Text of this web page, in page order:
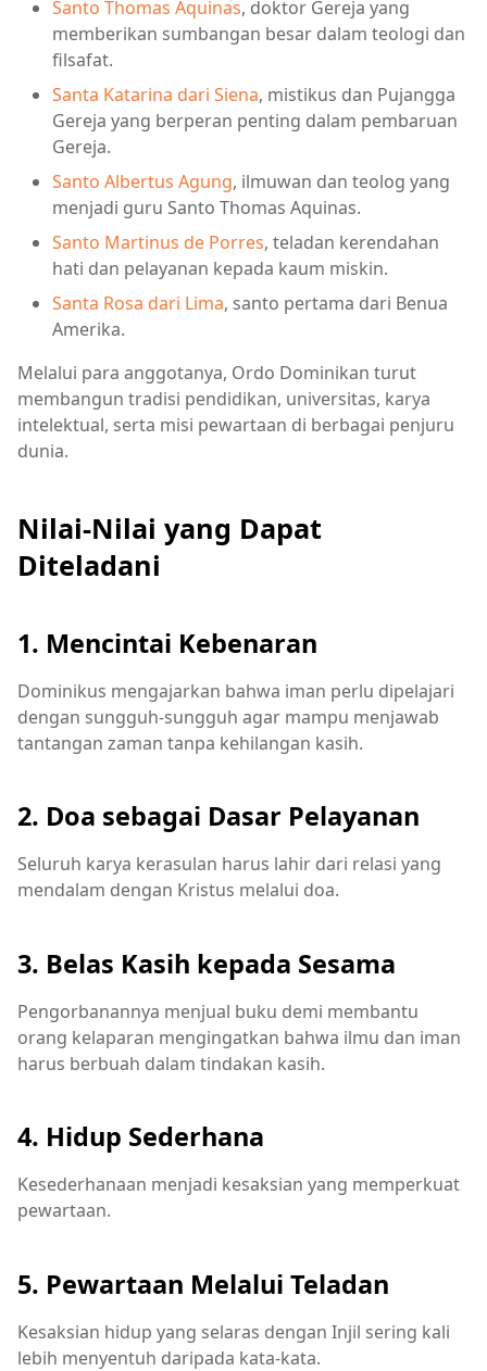
Santo Thomas Aquinas, doktor Gereja yang
memberikan sumbangan besar dalam teologi dan
filsafat.
Santa Katarina dari Siena, mistikus dan Pujangga
Gereja yang berperan penting dalam pembaruan
Gereja.
Santo Albertus Agung, ilmuwan dan teolog yang
menjadi guru Santo Thomas Aquinas.
Santo Martinus de Porres, teladan kerendahan
hati dan pelayanan kepada kaum miskin.
Santa Rosa dari Lima, santo pertama dari Benua
Amerika.
Melalui para anggotanya, Ordo Dominikan turut
membangun tradisi pendidikan, universitas, karya
intelektual, serta misi pewartaan di berbagai penjuru
dunia.
Nilai-Nilai yang Dapat
Diteladani
1. Mencintai Kebenaran
Dominikus mengajarkan bahwa iman perlu dipelajari
dengan sungguh-sungguh agar mampu menjawab
tantangan zaman tanpa kehilangan kasih.
2. Doa sebagai Dasar Pelayanan
Seluruh karya kerasulan harus lahir dari relasi yang
mendalam dengan Kristus melalui doa.
3. Belas Kasih kepada Sesama
Pengorbanannya menjual buku demi membantu
orang kelaparan mengingatkan bahwa ilmu dan iman
harus berbuah dalam tindakan kasih.
4. Hidup Sederhana
Kesederhanaan menjadi kesaksian yang memperkuat
pewartaan.
5. Pewartaan Melalui Teladan
Kesaksian hidup yang selaras dengan Injil sering kali
lebih menyentuh daripada kata-kata.